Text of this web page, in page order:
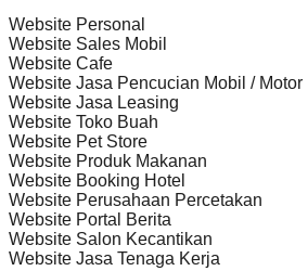
Website Personal
Website Sales Mobil
Website Cafe
Website Jasa Pencucian Mobil / Motor
Website Jasa Leasing
Website Toko Buah
Website Pet Store
Website Produk Makanan
Website Booking Hotel
Website Perusahaan Percetakan
Website Portal Berita
Website Salon Kecantikan
Website Jasa Tenaga Kerja